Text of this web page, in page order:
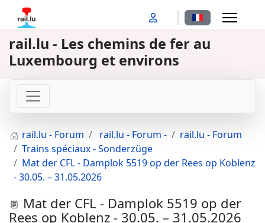
Sélectionnez
rail.lu - Les chemins de fer au
Luxembourg et environs
rail.lu - Forum rail.lu - Forum -
rail.lu - Forum
Trains spéciaux - Sonderzüge
Mat der CFL - Damplok 5519 op der Rees op Koblenz
- 30.05. – 31.05.2026
Mat der CFL - Damplok 5519 op der
Rees op Koblenz - 30.05. – 31.05.2026